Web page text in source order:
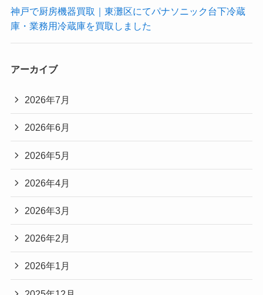
神戸で厨房機器買取｜東灘区にてパナソニック台下冷蔵
庫・業務用冷蔵庫を買取しました
アーカイブ
2026年7月
2026年6月
2026年5月
2026年4月
2026年3月
2026年2月
2026年1月